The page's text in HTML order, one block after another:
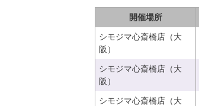
開催場所
シモジマ心斎橋店（大
阪）
シモジマ心斎橋店（大
阪）
シモジマ心斎橋店（大